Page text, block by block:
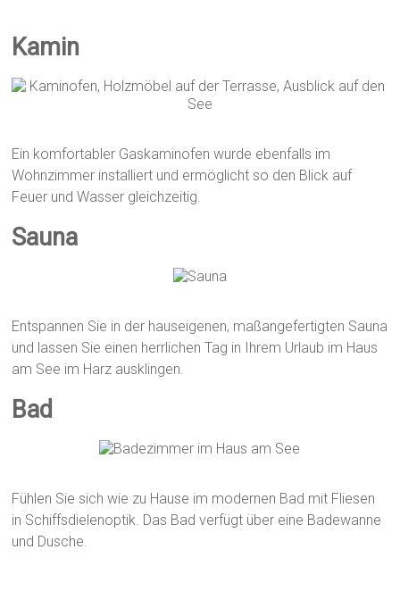
Kamin
Ein komfortabler Gaskaminofen wurde ebenfalls im
Wohnzimmer installiert und ermöglicht so den Blick auf
Feuer und Wasser gleichzeitig.
Sauna
Entspannen Sie in der hauseigenen, maßangefertigten Sauna
und lassen Sie einen herrlichen Tag in Ihrem Urlaub im Haus
am See im Harz ausklingen.
Bad
Fühlen Sie sich wie zu Hause im modernen Bad mit Fliesen
in Schiffsdielenoptik. Das Bad verfügt über eine Badewanne
und Dusche.